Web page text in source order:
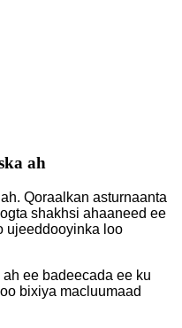
ah
Qoraalkan asturnaanta
shakhsi ahaaneed ee
ujeeddooyinka loo
ee badeecada ee ku
bixiya macluumaad